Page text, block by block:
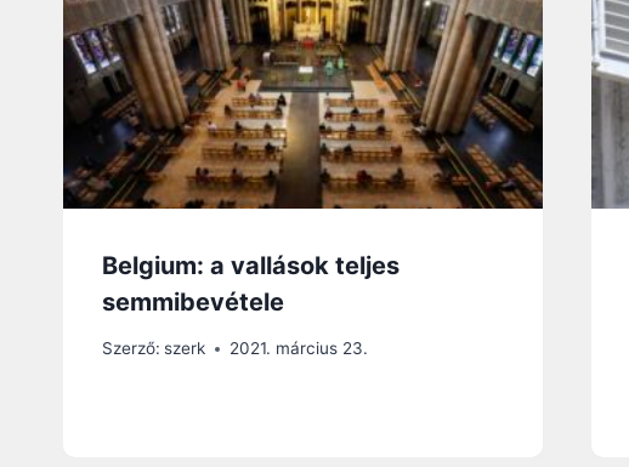
Belgium: a vallások teljes
semmibevétele
Szerző: szerk 2021. március 23.